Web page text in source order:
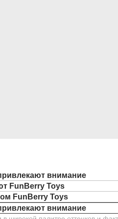
внимание
FunBerry Toys
FunBerry Toys
внимание